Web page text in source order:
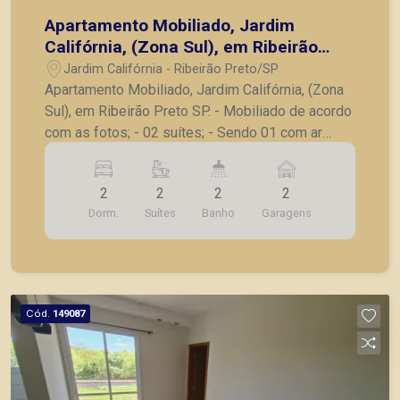
Apartamento Mobiliado, Jardim
Califórnia, (Zona Sul), em Ribeirão
Preto/SP.
Jardim Califórnia - Ribeirão Preto/SP
Apartamento Mobiliado, Jardim Califórnia, (Zona
Sul), em Ribeirão Preto SP. - Mobiliado de acordo
com as fotos; - 02 suítes; - Sendo 01 com ar
condicionado; - Banheiros completos em box
blindex, espelhos e armários; - Sala para 02
ambientes; - Sacada com linda vista livre para
Zona Sul; - Cozinha; - Lavanderia; - 02 vagas de
garagem. A Piramid tem como objetivo atender
mesmo nos principais lançamentos da cidade de
Ribeirão Preto.
2
Dorm.
2
Suítes
2
Banho
2
Garagens
Cód. 149087